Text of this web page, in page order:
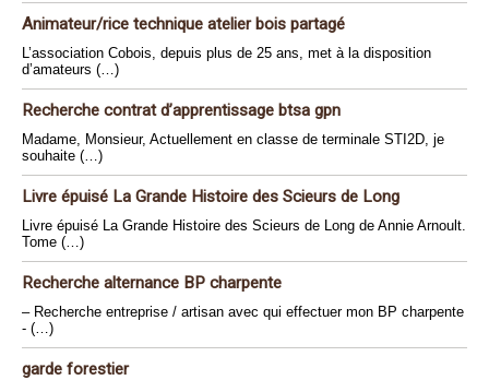
Animateur/rice technique atelier bois partagé
L’association Cobois, depuis plus de 25 ans, met à la disposition
d’amateurs (…)
Recherche contrat d’apprentissage btsa gpn
Madame, Monsieur, Actuellement en classe de terminale STI2D, je
souhaite (…)
Livre épuisé La Grande Histoire des Scieurs de Long
Livre épuisé La Grande Histoire des Scieurs de Long de Annie Arnoult.
Tome (…)
Recherche alternance BP charpente
– Recherche entreprise / artisan avec qui effectuer mon BP charpente
- (…)
garde forestier